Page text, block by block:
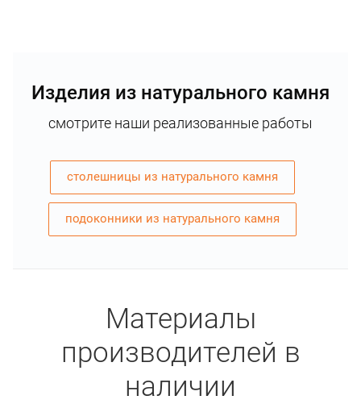
Изделия из натурального камня
смотрите наши реализованные работы
столешницы из натурального камня
подоконники из натурального камня
Материалы
производителей в
наличии